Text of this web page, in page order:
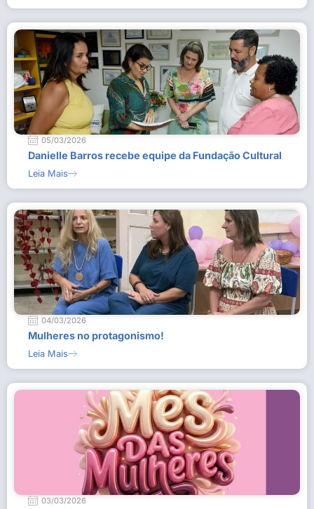
05/03/2026
Danielle Barros recebe equipe da Fundação Cultural
Leia Mais
04/03/2026
Mulheres no protagonismo!
Leia Mais
03/03/2026